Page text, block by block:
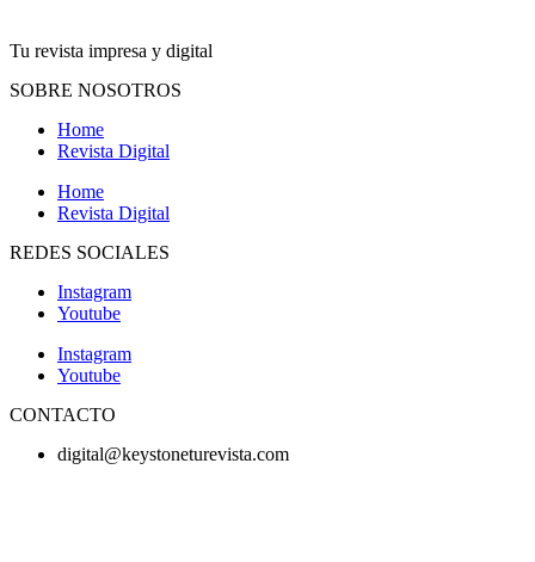
Tu revista impresa y digital
SOBRE NOSOTROS
Home
Revista Digital
Home
Revista Digital
REDES SOCIALES
Instagram
Youtube
Instagram
Youtube
CONTACTO
digital@keystoneturevista.com